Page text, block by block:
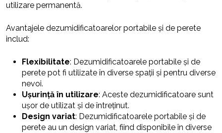
utilizare permanentă.
Avantajele dezumidificatoarelor portabile și de perete
includ:
Flexibilitate: Dezumidificatoarele portabile și de
perete pot fi utilizate în diverse spații și pentru diverse
nevoi.
Ușurință în utilizare: Aceste dezumidificatoare sunt
ușor de utilizat și de întreținut.
Design variat: Dezumidificatoarele portabile și de
perete au un design variat, fiind disponibile în diverse